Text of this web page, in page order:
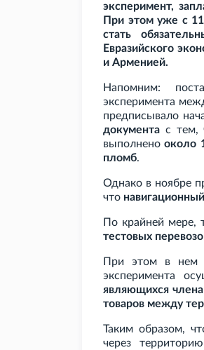
эксперимент,
При этом уже с
стать
Евразийского
и Арменией.
Напомним:
эксперимента
предписывало
документа с тем,
выполненооколо
пломб.
Однако в ноябре
что
По крайней мере,
тестовых
При этом в нем
эксперимента
являющихся
товаров между
Таким образом,
через